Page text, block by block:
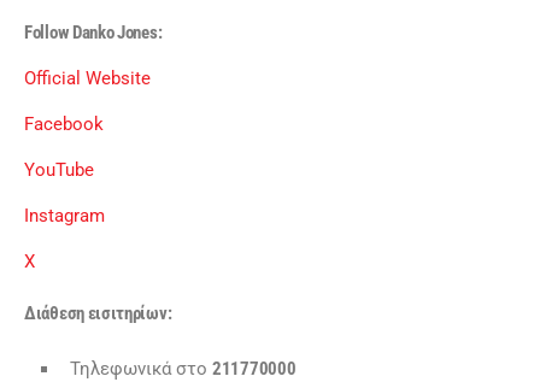
Follow Danko Jones:
Official Website
Facebook
YouTube
Instagram
X
Διάθεση εισιτηρίων:
Τηλεφωνικά στο 211770000